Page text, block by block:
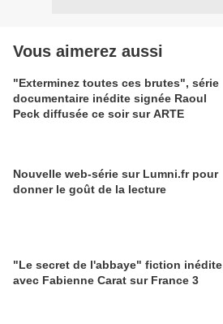
Vous aimerez aussi
"Exterminez toutes ces brutes", série
documentaire inédite signée Raoul
Peck diffusée ce soir sur ARTE
Nouvelle web-série sur Lumni.fr pour
donner le goût de la lecture
"Le secret de l'abbaye" fiction inédite
avec Fabienne Carat sur France 3